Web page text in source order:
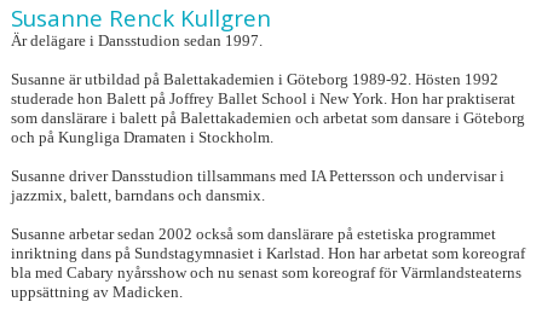
Susanne Renck Kullgren
Är delägare i Dansstudion sedan 1997.
Susanne är utbildad på Balettakademien i Göteborg 1989-92. Hösten 1992
studerade hon Balett på Joffrey Ballet School i New York. Hon har praktiserat
som danslärare i balett på Balettakademien och arbetat som dansare i Göteborg
och på Kungliga Dramaten i Stockholm.
Susanne driver Dansstudion tillsammans med IA Pettersson och undervisar i
jazzmix, balett, barndans och dansmix.
Susanne arbetar sedan 2002 också som danslärare på estetiska programmet
inriktning dans på Sundstagymnasiet i Karlstad. Hon har arbetat som koreograf
bla med Cabary nyårsshow och nu senast som koreograf för Värmlandsteaterns
uppsättning av Madicken.